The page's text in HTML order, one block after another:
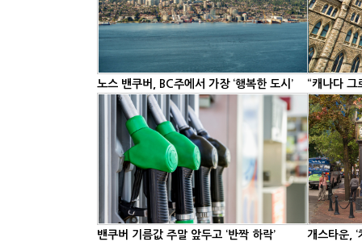
노스 밴쿠버, BC주에서 가장 ‘행복한 도시’ “캐나다 그
밴쿠버 기름값 주말 앞두고 ‘반짝 하락’ 개스타운,